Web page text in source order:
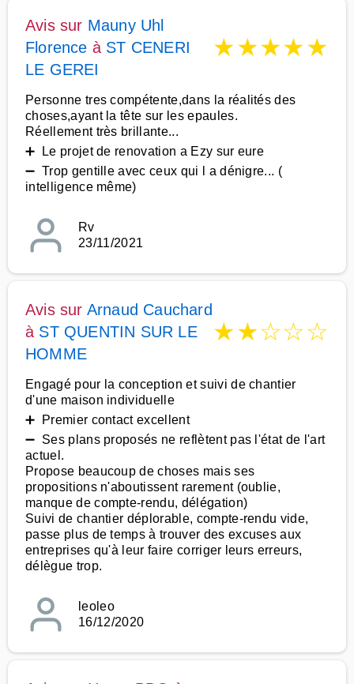
Avis sur Mauny Uhl
Florence à ST CENERI
LE GEREI
★★★★★
Personne tres compétente,dans la réalités des
choses,ayant la tête sur les epaules.
Réellement très brillante...
➕ Le projet de renovation a Ezy sur eure
➖ Trop gentille avec ceux qui l a dénigre... (
intelligence même)
Rv
23/11/2021
Avis sur Arnaud Cauchard
à ST QUENTIN SUR LE
HOMME
★★☆☆☆
Engagé pour la conception et suivi de chantier
d'une maison individuelle
➕ Premier contact excellent
➖ Ses plans proposés ne reflètent pas l'état de l'art
actuel.
Propose beaucoup de choses mais ses
propositions n'aboutissent rarement (oublie,
manque de compte-rendu, délégation)
Suivi de chantier déplorable, compte-rendu vide,
passe plus de temps à trouver des excuses aux
entreprises qu'à leur faire corriger leurs erreurs,
délègue trop.
leoleo
16/12/2020